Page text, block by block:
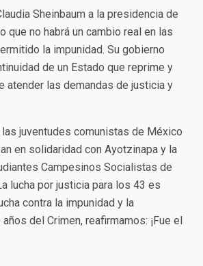
Sheinbaum a la presidencia de
que no habrá un cambio real en las
la impunidad. Su gobierno
de un Estado que reprime y
atender las demandas de justicia y
juventudes comunistas de México
en solidaridad con Ayotzinapa y la
Campesinos Socialistas de
lucha por justicia para los 43 es
contra la impunidad y la
del Crimen, reafirmamos: ¡Fue el